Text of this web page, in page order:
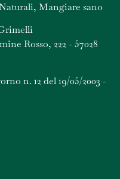
Mangiare sano
Rosso, 222 - 57028
n. 12 del 19/05/2003 -